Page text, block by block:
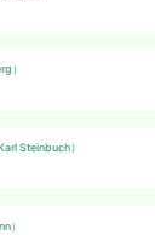
）
Karl Steinbuch）
）